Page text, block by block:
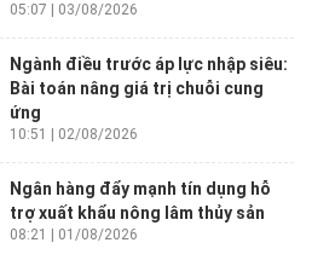
05:07 | 03/08/2026
Ngành điều trước áp lực nhập siêu:
Bài toán nâng giá trị chuỗi cung
ứng
10:51 | 02/08/2026
Ngân hàng đẩy mạnh tín dụng hỗ
trợ xuất khẩu nông lâm thủy sản
08:21 | 01/08/2026